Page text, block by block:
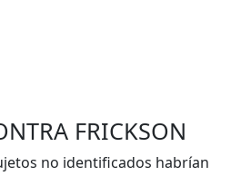
FRICKSON
no identificados habrían